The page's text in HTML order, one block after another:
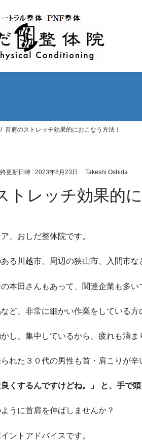
首肩のストレッチ効果的におこなう方法！
更新日時 : 2023年8月23日 Takeshi Oshida
トレッチ効果的
、おしだ整体院です。
る川越市、周辺の狭山市、入間市な
本田さんもあって、関連企業も多い
ど、非常に細かい作業をしている方
し、集中しているから、疲れも溜ま
れた３０代の男性も首・肩こりが辛
良くするんですけどね。」 と、手で
うに首肩を伸ばしませんか？
ントアドバイスです。